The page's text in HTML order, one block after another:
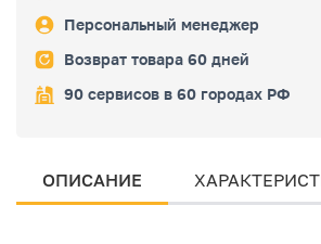
Персональный менеджер
Возврат товара 60 дней
90 сервисов в 60 городах РФ
ОПИСАНИЕ